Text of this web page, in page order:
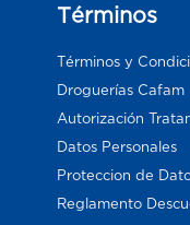
Términos
Términos y
Droguerías Cafam
Autorización
Datos Personales
Proteccion de
Reglamento